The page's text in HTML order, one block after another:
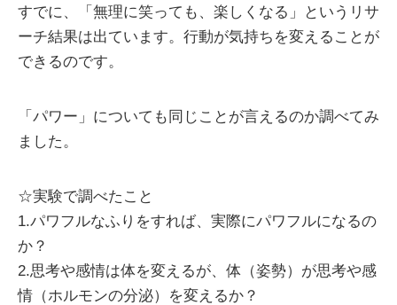
すでに、「無理に笑っても、楽しくなる」というリサ
ーチ結果は出ています。行動が気持ちを変えることが
できるのです。
「パワー」についても同じことが言えるのか調べてみ
ました。
☆実験で調べたこと
1.パワフルなふりをすれば、実際にパワフルになるの
か？
2.思考や感情は体を変えるが、体（姿勢）が思考や感
情（ホルモンの分泌）を変えるか？